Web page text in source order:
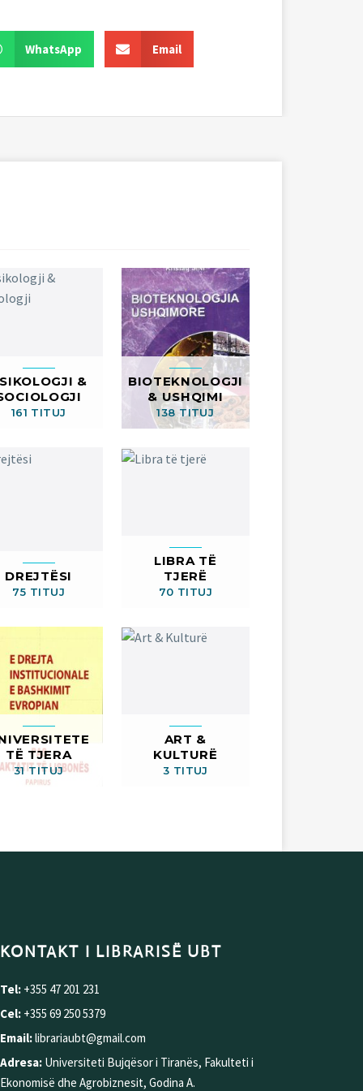
WhatsApp Email
&
161 TITUJ
BIOTEKNOLOGJI
& USHQIMI
138 TITUJ
DREJTËSI
75 TITUJ
LIBRA TË
TJERË
70 TITUJ
TË TJERA
31 TITUJ
ART &
KULTURË
3 TITUJ
KONTAKT I LIBRARISË UBT
Tel: +355 47 201 231
Cel: +355 69 250 5379
Email:librariaubt@gmail.com
Adresa: Universiteti Bujqësor i Tiranës, Fakulteti i
Ekonomisë dhe Agrobiznesit, Godina A.